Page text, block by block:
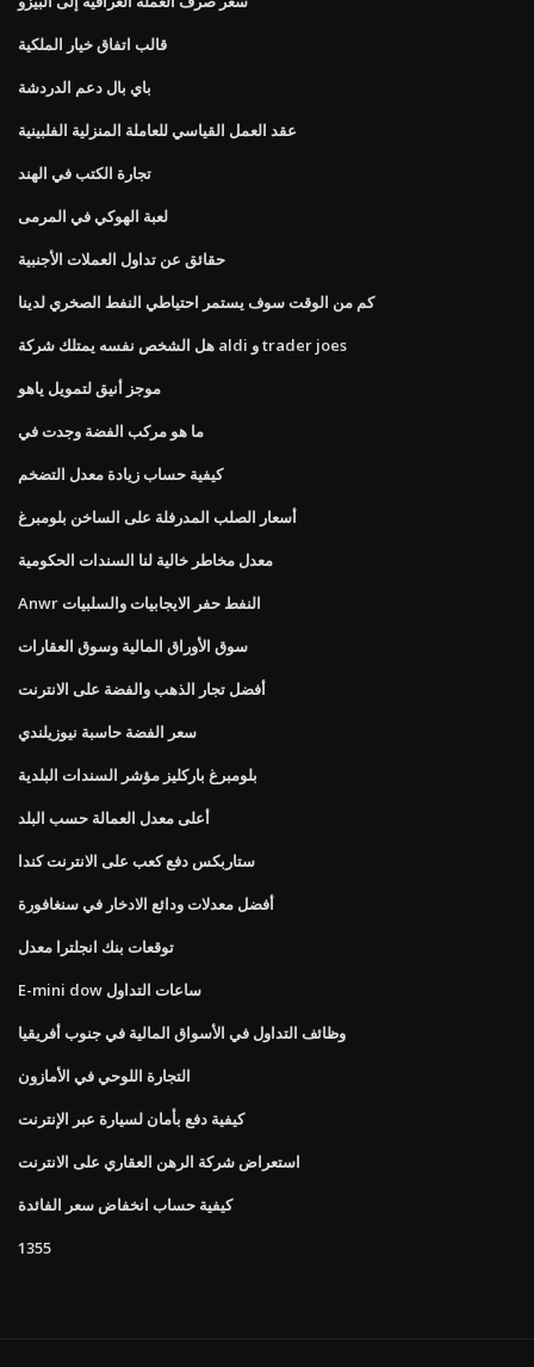
قالب اتفاق خيار الملكية
باي بال دعم الدردشة
عقد العمل القياسي للعاملة المنزلية الفلبينية
تجارة الكتب في الهند
لعبة الهوكي في المرمى
حقائق عن تداول العملات الأجنبية
كم من الوقت سوف يستمر احتياطي النفط الصخري لدينا
هل الشخص نفسه يمتلك شركة aldi و trader joes
موجز أنيق لتمويل ياهو
ما هو مركب الفضة وجدت في
كيفية حساب زيادة معدل التضخم
أسعار الصلب المدرفلة على الساخن بلومبرغ
معدل مخاطر خالية لنا السندات الحكومية
Anwr النفط حفر الايجابيات والسلبيات
سوق الأوراق المالية وسوق العقارات
أفضل تجار الذهب والفضة على الانترنت
سعر الفضة حاسبة نيوزيلندي
بلومبرغ باركليز مؤشر السندات البلدية
أعلى معدل العمالة حسب البلد
ستاربكس دفع كعب على الانترنت كندا
أفضل معدلات ودائع الادخار في سنغافورة
توقعات بنك انجلترا معدل
E-mini dow ساعات التداول
وظائف التداول في الأسواق المالية في جنوب أفريقيا
التجارة اللوحي في الأمازون
كيفية دفع بأمان لسيارة عبر الإنترنت
استعراض شركة الرهن العقاري على الانترنت
كيفية حساب انخفاض سعر الفائدة
1355